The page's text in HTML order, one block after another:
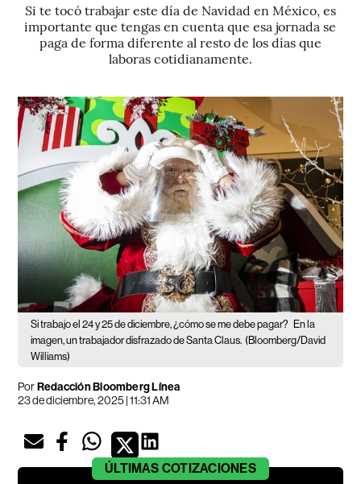
Si te tocó trabajar este día de Navidad en México, es
importante que tengas en cuenta que esa jornada se
paga de forma diferente al resto de los días que
laboras cotidianamente.
Si trabajo el 24 y 25 de diciembre, ¿cómo se me debe pagar? En la
imagen, un trabajador disfrazado de Santa Claus. (Bloomberg/David
Williams)
PorRedacción Bloomberg Línea
23 de diciembre, 2025 | 11:31 AM
ÚLTIMAS COTIZACIONES